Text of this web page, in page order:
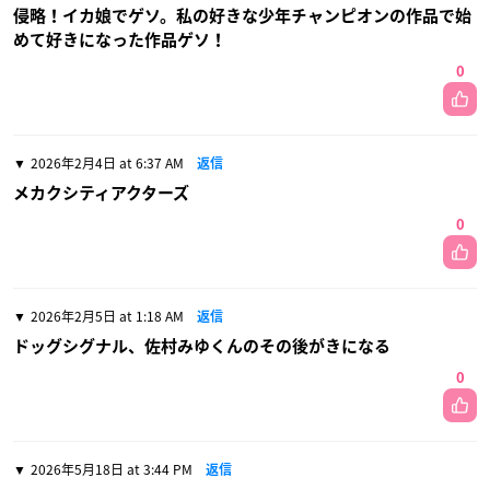
侵略！イカ娘でゲソ。私の好きな少年チャンピオンの作品で始
めて好きになった作品ゲソ！
0
2026年2月4日 at 6:37 AM 返信
メカクシティアクターズ
0
2026年2月5日 at 1:18 AM 返信
ドッグシグナル、佐村みゆくんのその後がきになる
0
2026年5月18日 at 3:44 PM 返信